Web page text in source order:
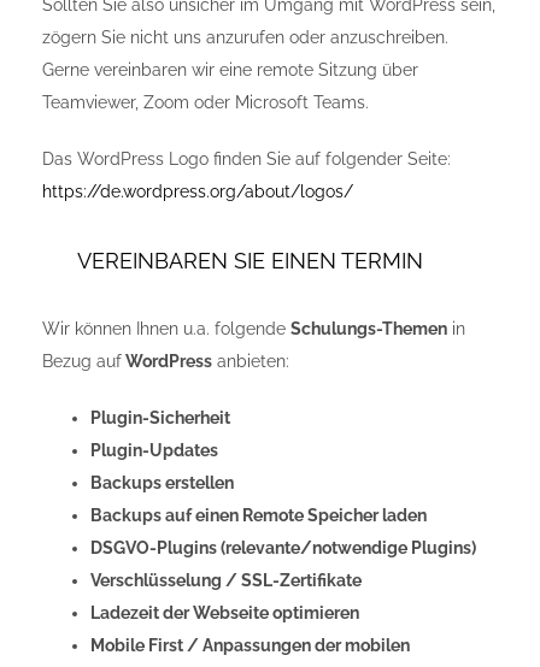
Sollten Sie also unsicher im Umgang mit WordPress sein,
zögern Sie nicht uns anzurufen oder anzuschreiben.
Gerne vereinbaren wir eine remote Sitzung über
Teamviewer, Zoom oder Microsoft Teams.
Das WordPress Logo finden Sie auf folgender Seite:
https://de.wordpress.org/about/logos/
VEREINBAREN SIE EINEN TERMIN
Wir können Ihnen u.a. folgende Schulungs-Themen in
Bezug aufWordPress anbieten:
Plugin-Sicherheit
Plugin-Updates
Backups erstellen
Backups auf einen Remote Speicher laden
DSGVO-Plugins (relevante/notwendige Plugins)
Verschlüsselung / SSL-Zertifikate
Ladezeit der Webseite optimieren
Mobile First / Anpassungen der mobilen